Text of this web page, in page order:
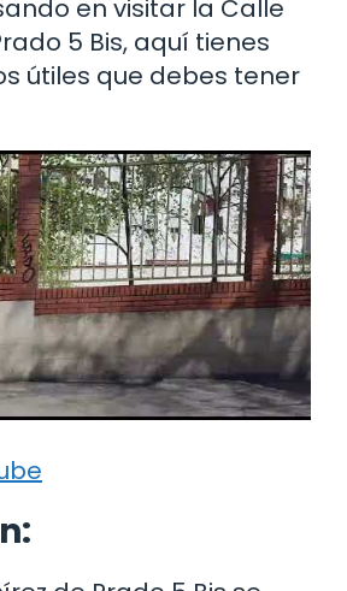
en visitar la Calle
5 Bis, aquí tienes
útiles que debes tener